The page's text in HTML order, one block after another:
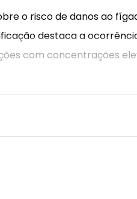
o risco de danos ao
destaca a
com concentrações